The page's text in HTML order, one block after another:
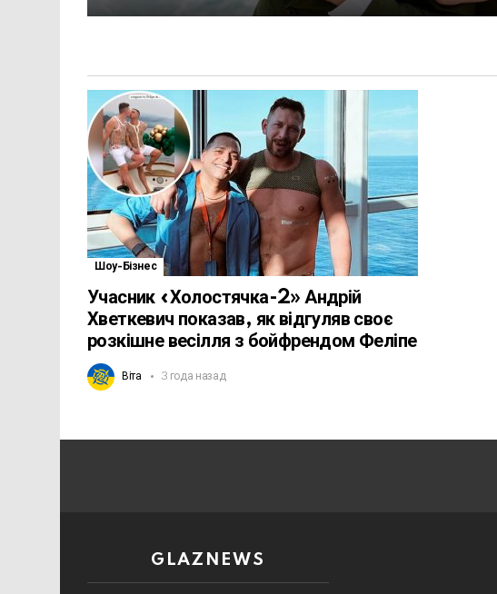
Шоу-Бізнес
Учасник «Холостячка-2» Андрій
Хветкевич показав, як відгуляв своє
розкішне весілля з бойфрендом Феліпе
Віта 3 года назад
GLAZNEWS